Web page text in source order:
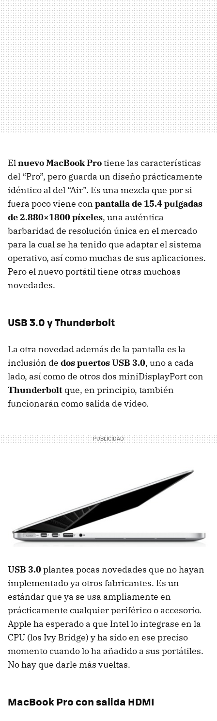
Elnuevo MacBook Protiene las características
del “Pro”, pero guarda un diseño prácticamente
idéntico al del “Air”. Es una mezcla que por si
fuera poco viene con pantalla de 15.4 pulgadas
de 2.880×1800 píxeles, una auténtica
barbaridad de resolución única en el mercado
para la cual se ha tenido que adaptar el sistema
operativo, así como muchas de sus aplicaciones.
Pero el nuevo portátil tiene otras muchoas
novedades.
USB3.0 y Thunderbolt
La otra novedad además de la pantalla es la
inclusión de dos puertosUSB 3.0, uno a cada
lado, así como de otros dos miniDisplayPort con
Thunderbolt que, en principio, también
funcionarán como salida de vídeo.
USB 3.0plantea pocas novedades que no hayan
implementado ya otros fabricantes. Es un
estándar que ya se usa ampliamente en
prácticamente cualquier periférico o accesorio.
Apple ha esperado a que Intel lo integrase en la
CPU (los Ivy Bridge) y ha sido en ese preciso
momento cuando lo ha añadido a sus portátiles.
No hay que darle más vueltas.
MacBook Pro con salidaHDMI